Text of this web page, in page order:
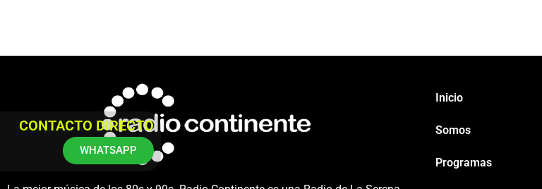
Inicio
Somos
Programas
CONTACTO DIRECTO
WHATSAPP